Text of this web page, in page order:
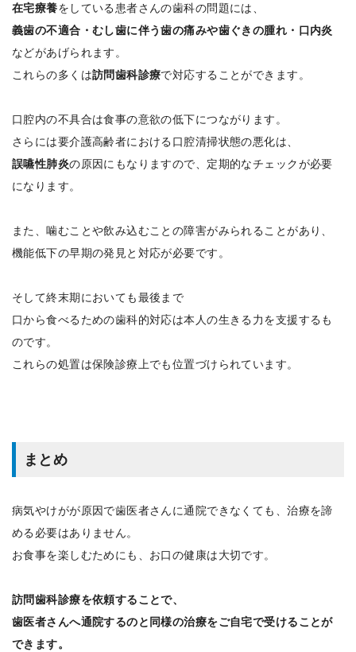
在宅療養をしている患者さんの歯科の問題には、
義歯の不適合・むし歯に伴う歯の痛みや歯ぐきの腫れ・口内炎
などがあげられます。
これらの多くは訪問歯科診療で対応することができます。
口腔内の不具合は食事の意欲の低下につながります。
さらには要介護高齢者における口腔清掃状態の悪化は、
誤嚥性肺炎の原因にもなりますので、定期的なチェックが必要
になります。
また、噛むことや飲み込むことの障害がみられることがあり、
機能低下の早期の発見と対応が必要です。
そして終末期においても最後まで
口から食べるための歯科的対応は本人の生きる力を支援するも
のです。
これらの処置は保険診療上でも位置づけられています。
まとめ
病気やけがが原因で歯医者さんに通院できなくても、治療を諦
める必要はありません。
お食事を楽しむためにも、お口の健康は大切です。
訪問歯科診療を依頼することで、
歯医者さんへ通院するのと同様の治療をご自宅で受けることが
できます。